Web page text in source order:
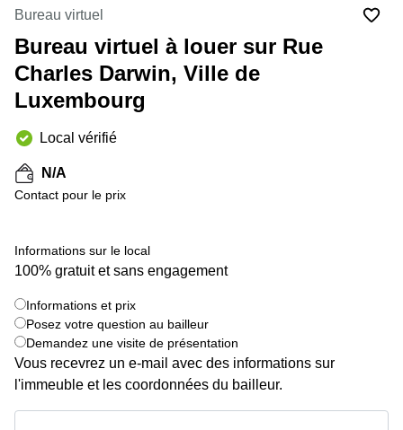
Esch-sur-
Alzette
Сoworking
Bureaux
sur-
Alzette
Bureaux
Centres
d’affaires
Bertrange
Centres
sur-
Bureau virtuel
Bureau virtuel à louer sur Rue
Charles Darwin, Ville de
Luxembourg
Local vérifié
N/A
Contact pour le prix
Informations sur le local
100% gratuit et sans engagement
Informations et prix
Posez votre question au bailleur
Demandez une visite de présentation
Vous recevrez un e-mail avec des informations sur
l'immeuble et les coordonnées du bailleur.